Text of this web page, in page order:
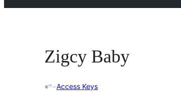
Zigcy Baby
Access Keys